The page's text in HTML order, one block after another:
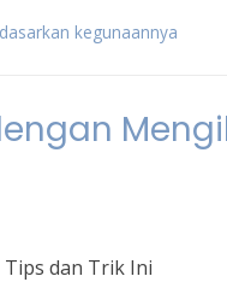
kegunaannya
dan Trik Ini